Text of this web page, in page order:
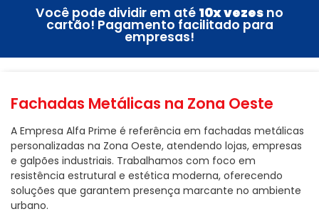
Você pode dividir em até 10x vezes no
cartão! Pagamento facilitado para
empresas!
Fachadas Metálicas na Zona Oeste
A Empresa Alfa Prime é referência em fachadas metálicas
personalizadas na Zona Oeste, atendendo lojas, empresas
e galpões industriais. Trabalhamos com foco em
resistência estrutural e estética moderna, oferecendo
soluções que garantem presença marcante no ambiente
urbano.